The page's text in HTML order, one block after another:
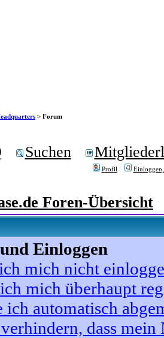
> Forum
Suchen
Profil
Foren-Übersicht
Einloggen
mich nicht
mich überhaupt
ich automatisch
dass